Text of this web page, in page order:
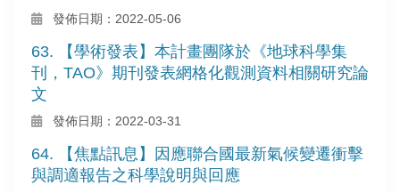
發佈日期：2022-05-06
63. 【學術發表】本計畫團隊於《地球科學集
刊，TAO》期刊發表網格化觀測資料相關研究論
文
發佈日期：2022-03-31
64. 【焦點訊息】因應聯合國最新氣候變遷衝擊
與調適報告之科學說明與回應